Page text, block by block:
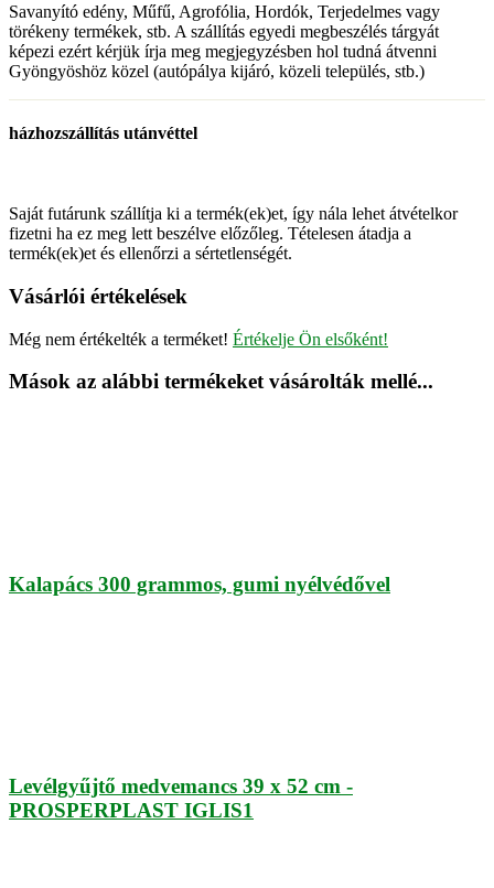
Savanyító edény, Műfű, Agrofólia, Hordók, Terjedelmes vagy
törékeny termékek, stb. A szállítás egyedi megbeszélés tárgyát
képezi ezért kérjük írja meg megjegyzésben hol tudná átvenni
Gyöngyöshöz közel (autópálya kijáró, közeli település, stb.)
házhozszállítás utánvéttel
Saját futárunk szállítja ki a termék(ek)et, így nála lehet átvételkor
fizetni ha ez meg lett beszélve előzőleg. Tételesen átadja a
termék(ek)et és ellenőrzi a sértetlenségét.
Vásárlói értékelések
Még nem értékelték a terméket! Értékelje Ön elsőként!
Mások az alábbi termékeket vásárolták mellé...
Kalapács 300 grammos, gumi nyélvédővel
Levélgyűjtő medvemancs 39 x 52 cm -
PROSPERPLAST IGLIS1